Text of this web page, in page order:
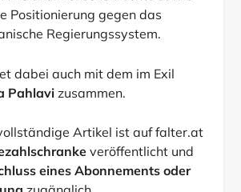
Positionierung gegen das
Regierungssystem.
dabei auch mit dem im Exil
Pahlavi zusammen.
Artikel ist auf falter.at
veröffentlicht und
eines Abonnements oder